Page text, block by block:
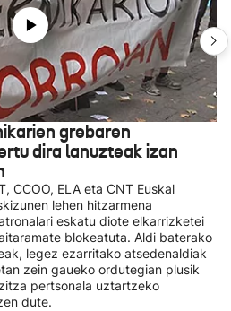
grebaren
dira lanuzteak izan
CCOO, ELA eta CNT Euskal
lehen hitzarmena
eskatu diote elkarrizketei
blokeatuta. Aldi baterako
legez ezarritako atsedenaldiak
zein gaueko ordutegian plusik
pertsonala uztartzeko
dute.